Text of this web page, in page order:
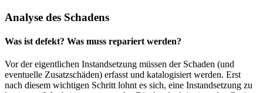
Analyse des Schadens
Was ist defekt? Was muss repariert werden?
Vor der eigentlichen Instandsetzung müssen der Schaden (und
eventuelle Zusatzschäden) erfasst und katalogisiert werden. Erst
nach diesem wichtigen Schritt lohnt es sich, eine Instandsetzung zu